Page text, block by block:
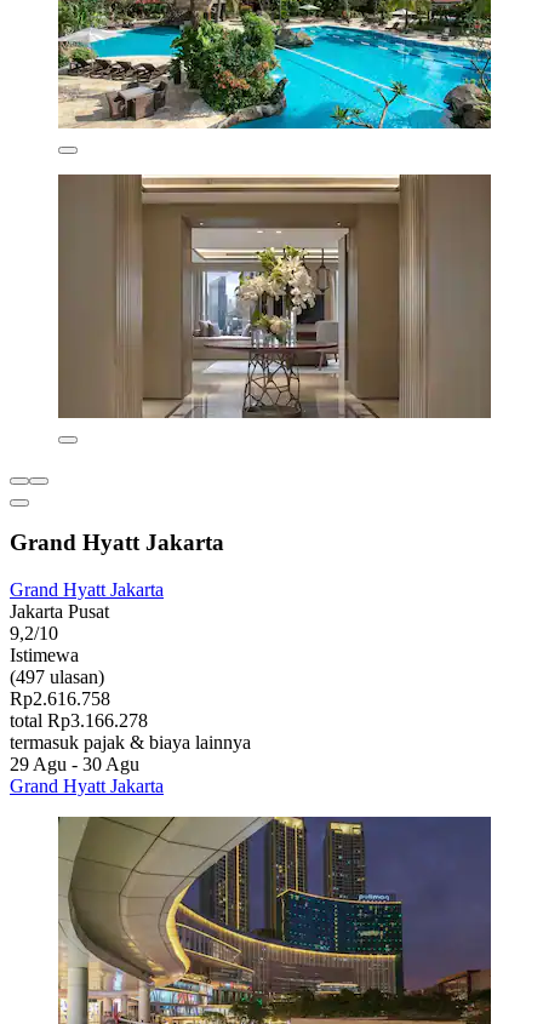
Grand Hyatt Jakarta
Grand Hyatt Jakarta
Jakarta Pusat
9,2/10
Istimewa
(497 ulasan)
Rp2.616.758
total Rp3.166.278
termasuk pajak & biaya lainnya
29 Agu - 30 Agu
Grand Hyatt Jakarta